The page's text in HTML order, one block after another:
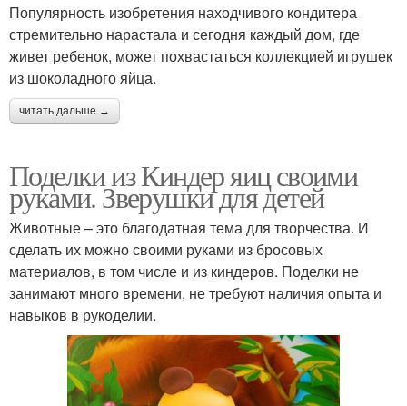
Популярность изобретения находчивого кондитера
стремительно нарастала и сегодня каждый дом, где
живет ребенок, может похвастаться коллекцией игрушек
из шоколадного яйца.
читать дальше →
Поделки из Киндер яиц своими
руками. Зверушки для детей
Животные – это благодатная тема для творчества. И
сделать их можно своими руками из бросовых
материалов, в том числе и из киндеров. Поделки не
занимают много времени, не требуют наличия опыта и
навыков в рукоделии.